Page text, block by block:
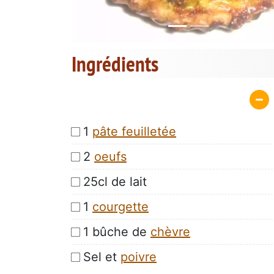
Ingrédients
1 pâte feuilletée
2 oeufs
25cl de lait
1 courgette
1 bûche de chèvre
Sel et poivre